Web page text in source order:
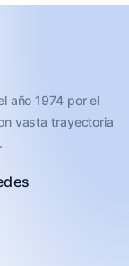
año 1974 por el
vasta trayectoria